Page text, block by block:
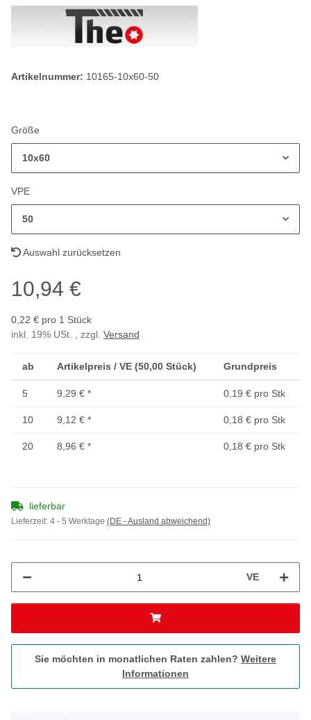
Artikelnummer: 10165-10x60-50
Größe
10x60
VPE
50
Auswahl zurücksetzen
10,94 €
0,22 € pro 1 Stück
inkl. 19% USt. , zzgl. Versand
ab Artikelpreis / VE (50,00 Stück) Grundpreis
5 9,29 € * 0,19 € pro Stk
10 9,12 € * 0,18 € pro Stk
20 8,96 € * 0,18 € pro Stk
lieferbar
Lieferzeit: 4 - 5 Werktage (DE - Ausland abweichend)
VE
Sie möchten in monatlichen Raten zahlen? Weitere
Informationen